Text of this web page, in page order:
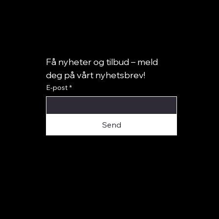
Få nyheter og tilbud – meld
deg på vårt nyhetsbrev!
E-post *
Send